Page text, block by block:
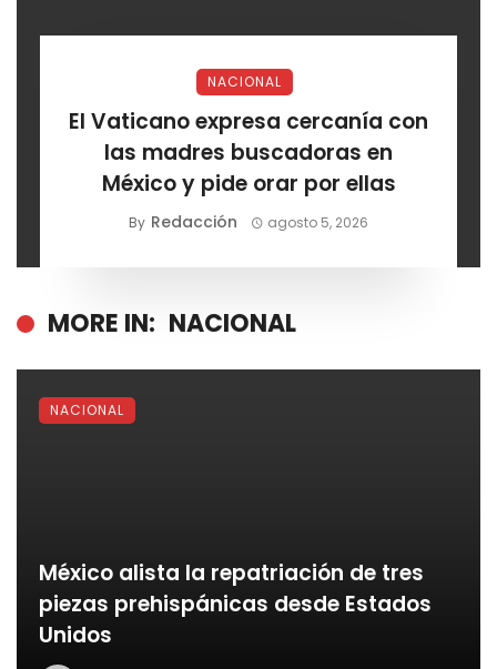
NACIONAL
El Vaticano expresa cercanía con
las madres buscadoras en
México y pide orar por ellas
By Redacción agosto 5, 2026
MORE IN: NACIONAL
México alista la repatriación de tres
piezas prehispánicas desde Estados
Unidos
NACIONAL